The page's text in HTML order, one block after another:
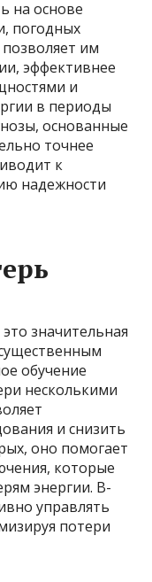
на основе
погодных
им
эффективнее
и
в периоды
основанные
точнее
к
надежности
значительная
обучение
несколькими
и снизить
оно помогает
которые
энергии. В-
управлять
потери